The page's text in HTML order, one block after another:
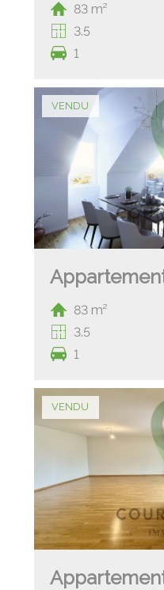
83 m²
3.5
1
VENDU
83 m²
3.5
1
VENDU